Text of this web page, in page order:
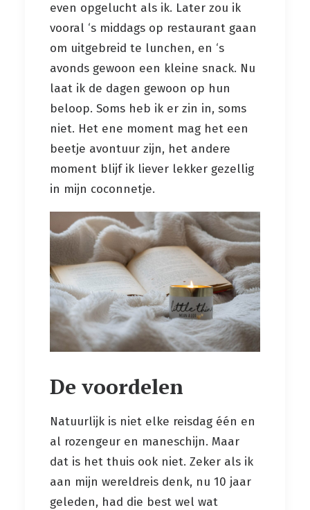
even opgelucht als ik. Later zou ik
vooral ‘s middags op restaurant gaan
om uitgebreid te lunchen, en ‘s
avonds gewoon een kleine snack. Nu
laat ik de dagen gewoon op hun
beloop. Soms heb ik er zin in, soms
niet. Het ene moment mag het een
beetje avontuur zijn, het andere
moment blijf ik liever lekker gezellig
in mijn coconnetje.
De voordelen
Natuurlijk is niet elke reisdag één en
al rozengeur en maneschijn. Maar
dat is het thuis ook niet. Zeker als ik
aan mijn wereldreis denk, nu 10 jaar
geleden, had die best wel wat